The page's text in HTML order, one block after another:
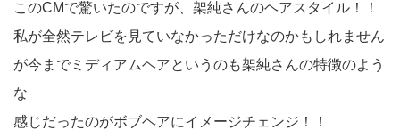
このCMで驚いたのですが、架純さんのヘアスタイル！！
私が全然テレビを見ていなかっただけなのかもしれません
が今までミディアムヘアというのも架純さんの特徴のよう
な
感じだったのがボブヘアにイメージチェンジ！！